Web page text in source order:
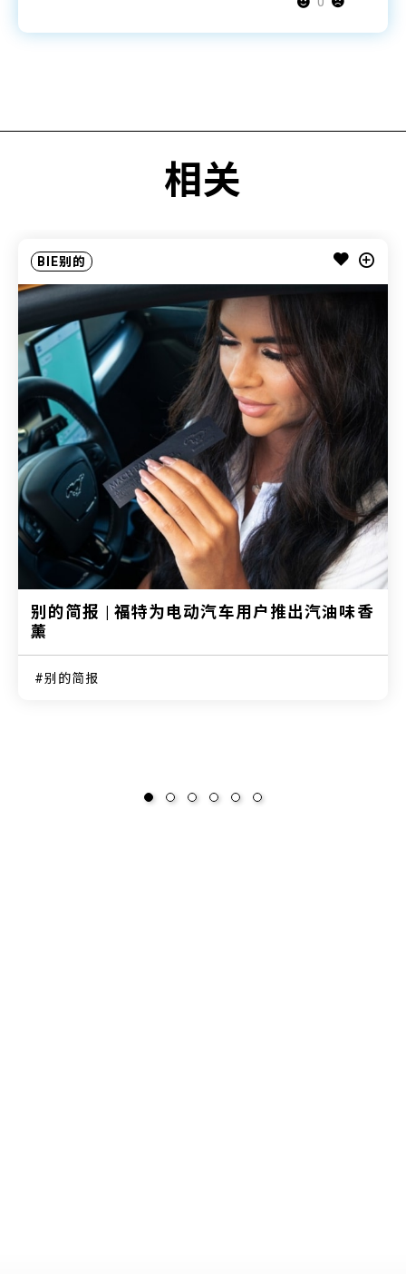
相关
BIE别的
别的简报 | 福特为电动汽车用户推出汽油味香
薰
别的简报